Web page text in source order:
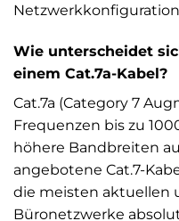
Wie unterscheidet
einem Cat.7a-Kabel?
Cat.7a (Category 7
Frequenzen bis zu
höhere Bandbreiten
angebotene Cat.7-
die meisten aktuellen
Büronetzwerke